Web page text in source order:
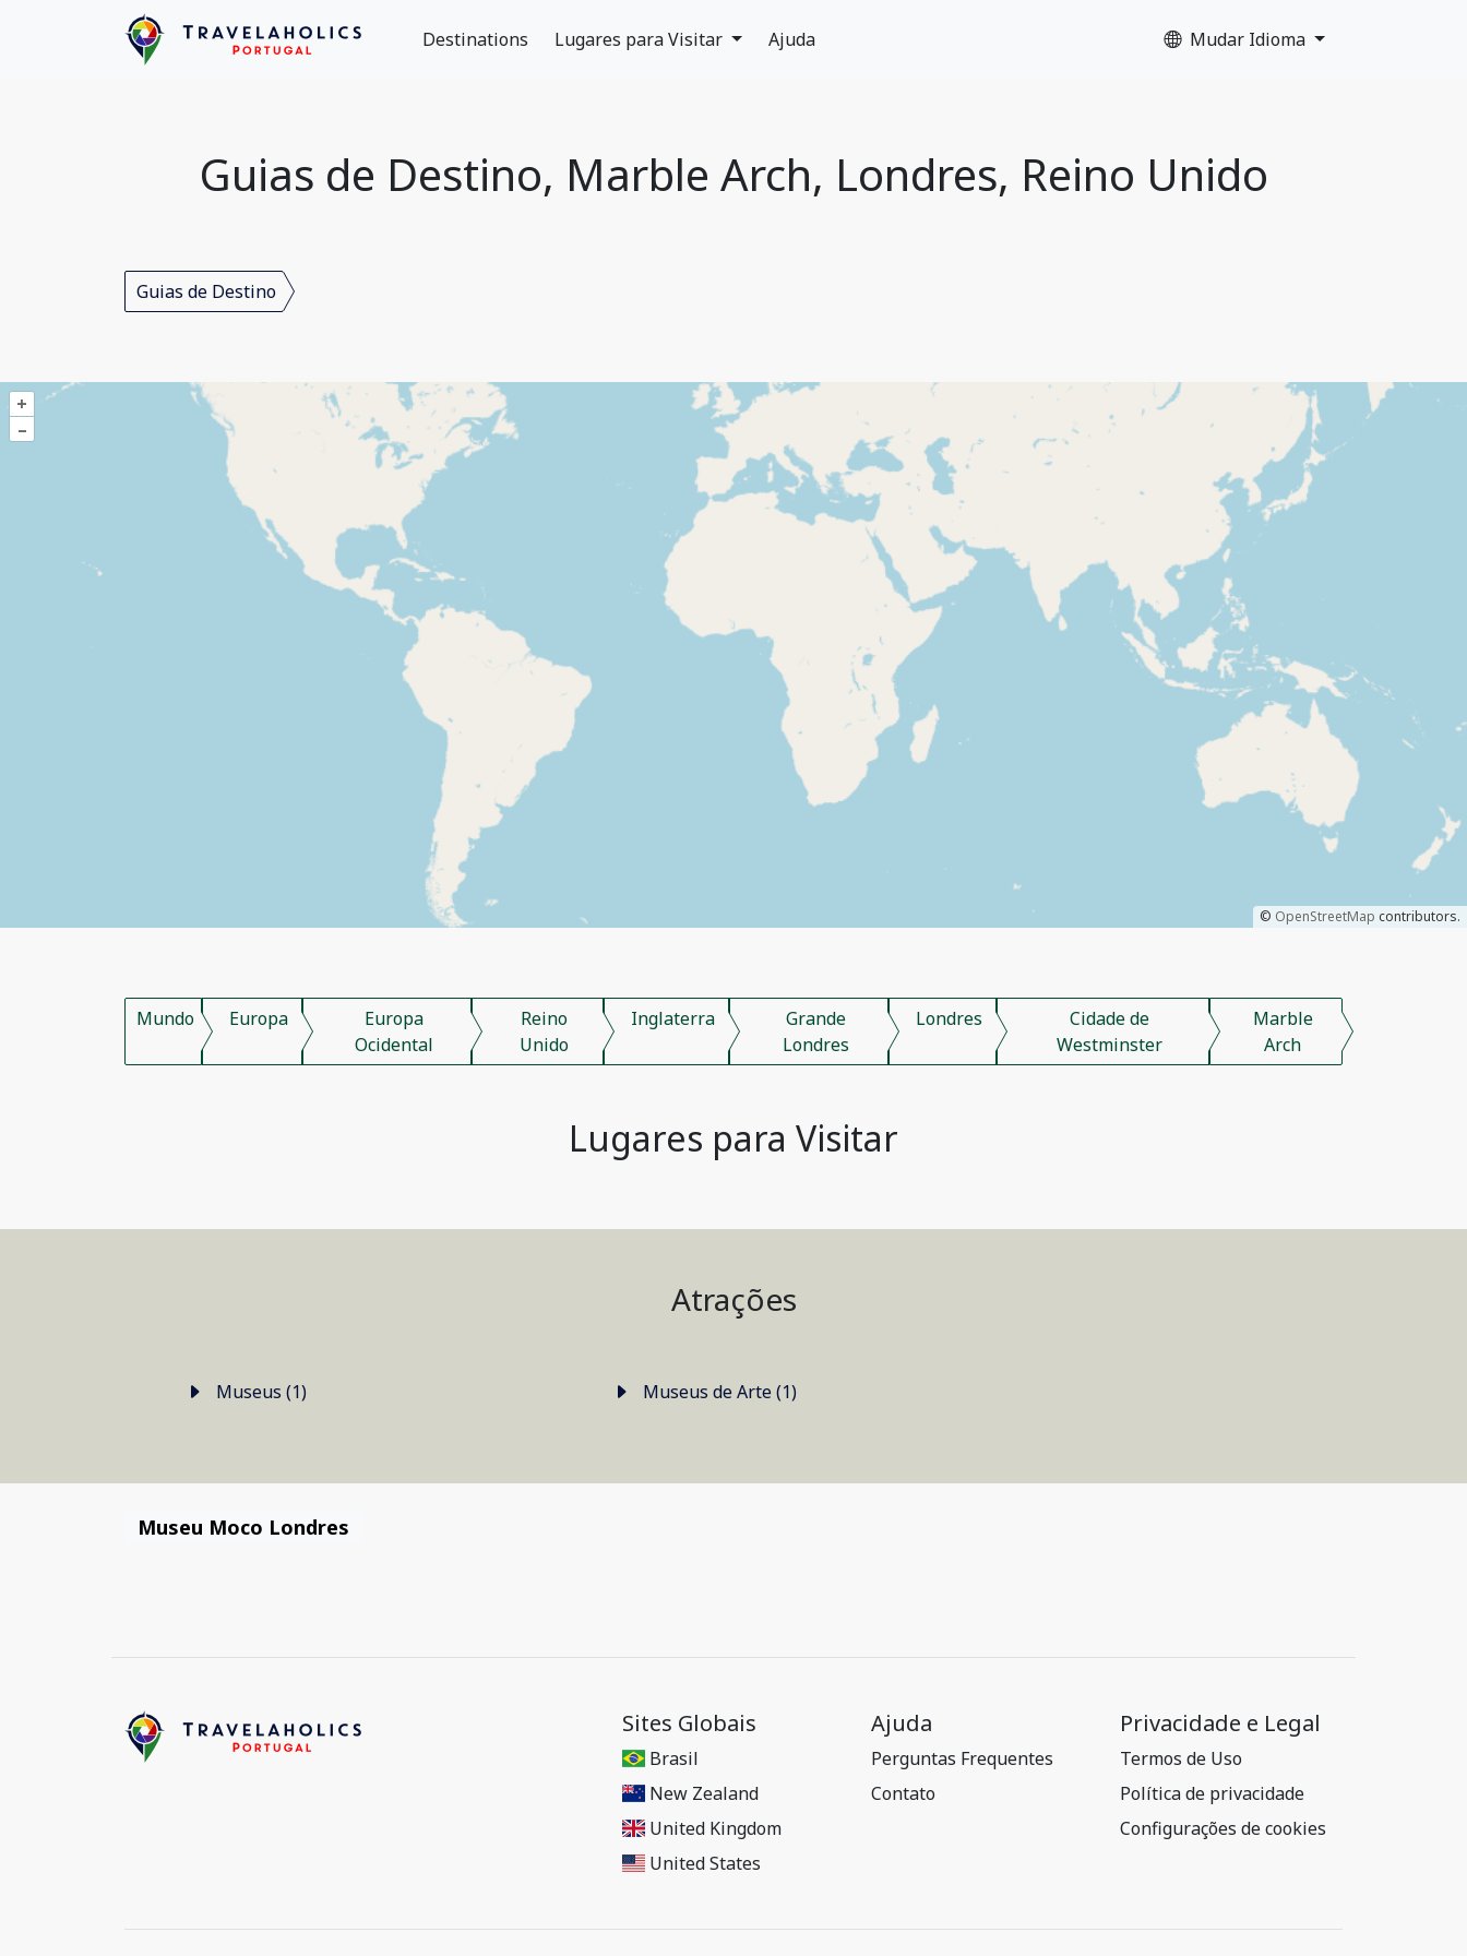
Destinations Lugares para Visitar Ajuda Mudar Idioma
Guias de Destino, Marble Arch, Londres, Reino Unido
Guias de Destino
+
–
© OpenStreetMap contributors.
Mundo Europa
Europa
Ocidental
Reino
Unido
Inglaterra
Grande
Londres
Londres
Cidade de
Westminster
Marble
Arch
Lugares para Visitar
Atrações
Museus (1) Museus de Arte (1)
Museu Moco Londres
Sites Globais
Brasil
New Zealand
United Kingdom
United States
Ajuda
Perguntas Frequentes
Contato
Privacidade e Legal
Termos de Uso
Política de privacidade
Configurações de cookies